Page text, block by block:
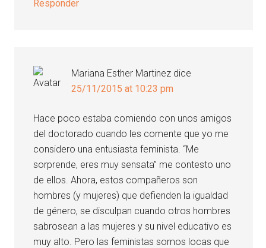
Responder
Mariana Esther Martinez dice
25/11/2015 at 10:23 pm
Hace poco estaba comiendo con unos amigos
del doctorado cuando les comente que yo me
considero una entusiasta feminista. “Me
sorprende, eres muy sensata” me contesto uno
de ellos. Ahora, estos compañeros son
hombres (y mujeres) que defienden la igualdad
de género, se disculpan cuando otros hombres
sabrosean a las mujeres y su nivel educativo es
muy alto. Pero las feministas somos locas que